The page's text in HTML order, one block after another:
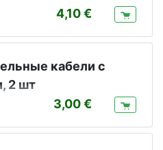
4,10
кабели с
2 шт
3,00